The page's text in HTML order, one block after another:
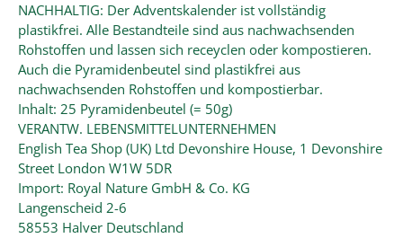
NACHHALTIG: Der Adventskalender ist vollständig
plastikfrei. Alle Bestandteile sind aus nachwachsenden
Rohstoffen und lassen sich receyclen oder kompostieren.
Auch die Pyramidenbeutel sind plastikfrei aus
nachwachsenden Rohstoffen und kompostierbar.
Inhalt: 25 Pyramidenbeutel (= 50g)
VERANTW. LEBENSMITTELUNTERNEHMEN
English Tea Shop (UK) Ltd Devonshire House, 1 Devonshire
Street London W1W 5DR
Import: Royal Nature GmbH & Co. KG
Langenscheid 2-6
58553 Halver Deutschland